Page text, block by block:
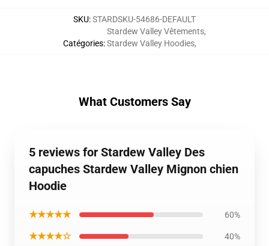
SKU:STARDSKU-54686-DEFAULT
Catégories:
Stardew Valley Vêtements,
Stardew Valley Hoodies,
What Customers Say
5 reviews for Stardew Valley Des
capuches Stardew Valley Mignon chien
Hoodie
★★★★★ 60%
★★★★☆ 40%